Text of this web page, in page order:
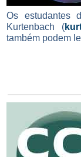
Os estudantes
Kurtenbach (
também podem